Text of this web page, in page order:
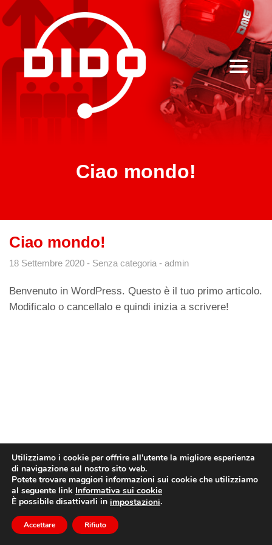
Ciao mondo!
Ciao mondo!
18 Settembre 2020 Senza categoria admin
Benvenuto in WordPress. Questo è il tuo primo articolo.
Modificalo o cancellalo e quindi inizia a scrivere!
© Copyrightdido.dmg.it
Tutorial
Utilizziamo i cookie per offrire all'utente la migliore esperienza
di navigazione sul nostro sito web.
Potete trovare maggiori informazioni sui cookie che utilizziamo
al seguente link Informativa sui cookie
È possibile disattivarli in impostazioni.
Accettare Rifiuto